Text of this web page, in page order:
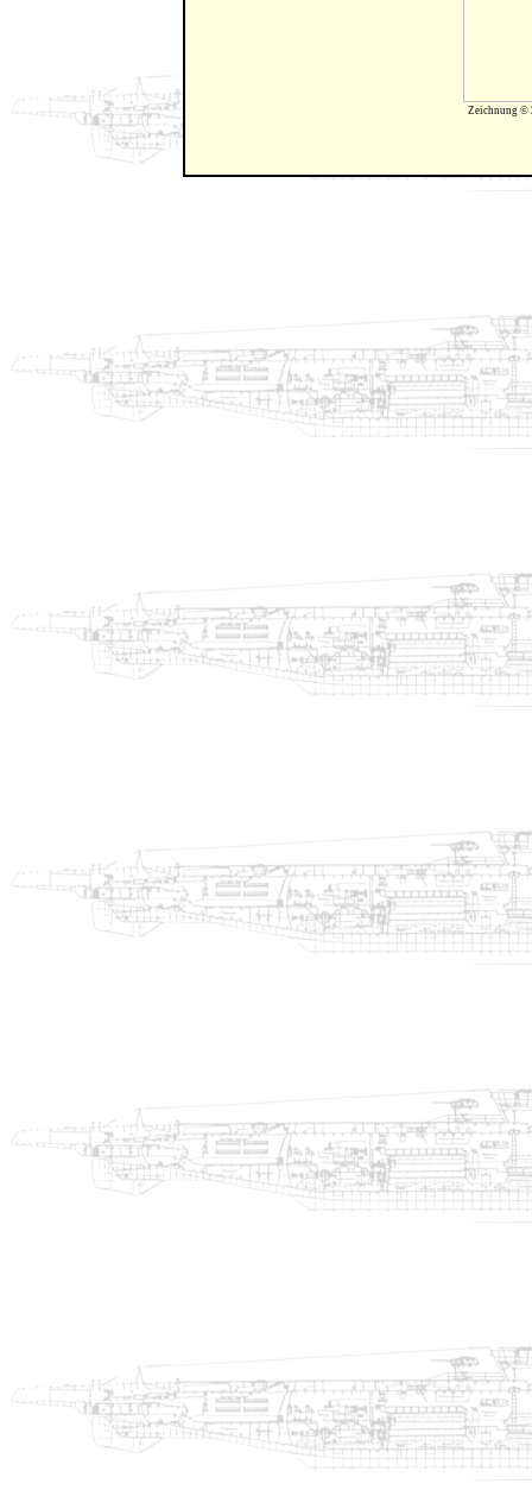
Zeichnung ©